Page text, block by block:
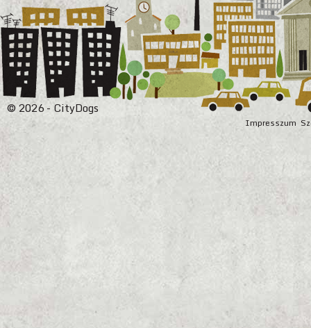
Impresszum
© 2026 - CityDogs